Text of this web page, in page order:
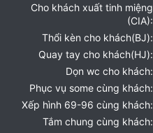
Cho khách xuất tinh miệng
(CIA):
Thổi kèn cho khách(BJ):
Quay tay cho khách(HJ):
Dọn wc cho khách:
Phục vụ some cùng khách:
Xếp hình 69-96 cùng khách:
Tắm chung cùng khách: